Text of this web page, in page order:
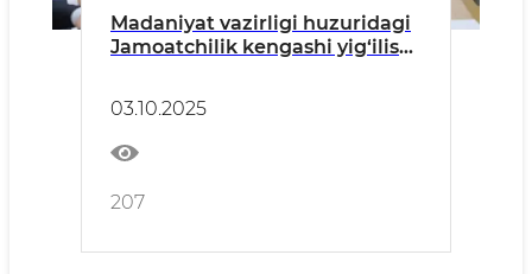
Madaniyat vazirligi huzuridagi
Jamoatchilik kengashi yig‘ilishi
03.10.2025
207